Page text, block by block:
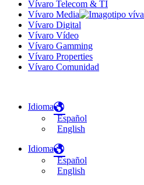
Vívaro Telecom & TI
Vívaro Media
Vívaro Digital
Vívaro Vídeo
Vívaro Gamming
Vívaro Properties
Vívaro Comunidad
Idioma
Español
English
Idioma
Español
English